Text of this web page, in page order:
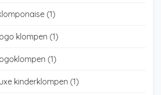
(1)
klompen (1)
(1)
kinderklompen (1)